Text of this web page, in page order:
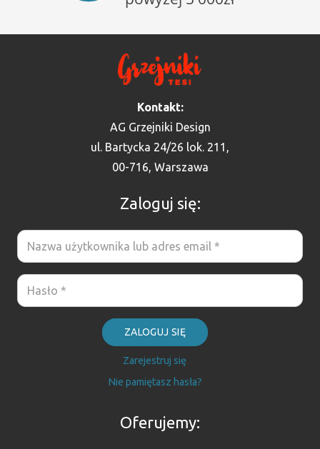
Kontakt:
AG Grzejniki Design
ul. Bartycka 24/26 lok. 211,
00-716, Warszawa
Zaloguj się:
ZALOGUJ SIĘ
Zarejestruj się
Nie pamiętasz hasła?
Oferujemy: